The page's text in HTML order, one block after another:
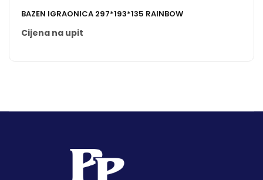
BAZEN IGRAONICA 297*193*135 RAINBOW
Cijena na upit